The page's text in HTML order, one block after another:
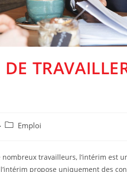
DE
Post Emploi
travailleurs, l’intérim est
propose uniquement des